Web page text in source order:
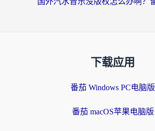
下载应用
番茄 Windows PC电脑版
番茄 macOS苹果电脑版